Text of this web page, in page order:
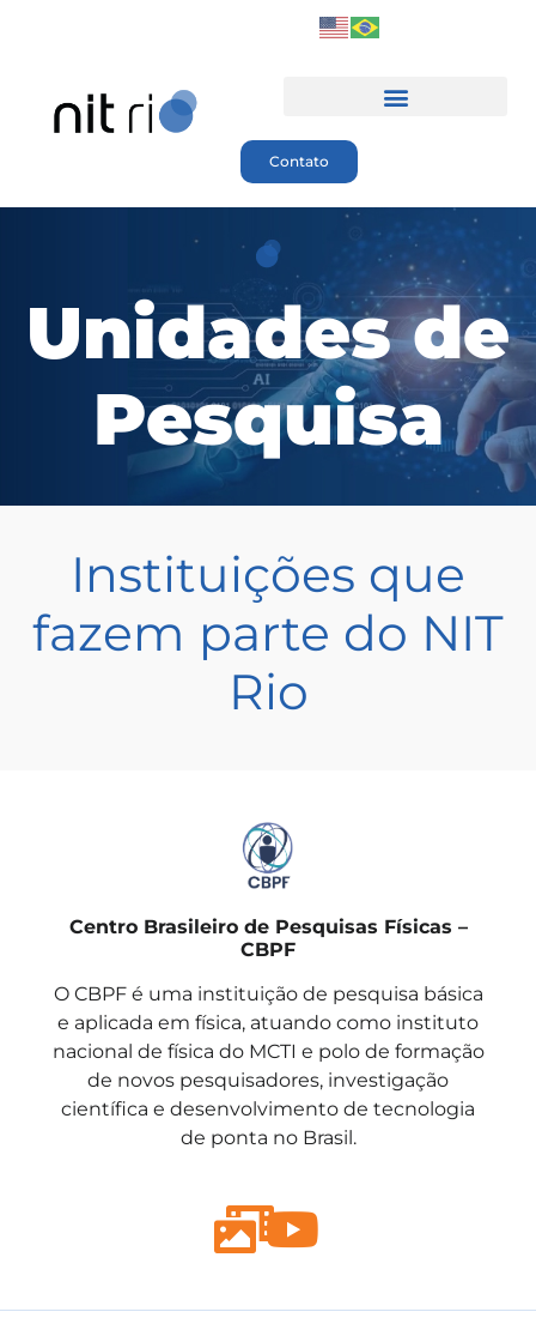
Contato
Unidades de
Pesquisa
Instituições que
fazem parte do NIT
Rio
Centro Brasileiro de Pesquisas Físicas –
CBPF
O CBPF é uma instituição de pesquisa básica
e aplicada em física, atuando como instituto
nacional de física do MCTI e polo de formação
de novos pesquisadores, investigação
científica e desenvolvimento de tecnologia
de ponta no Brasil.